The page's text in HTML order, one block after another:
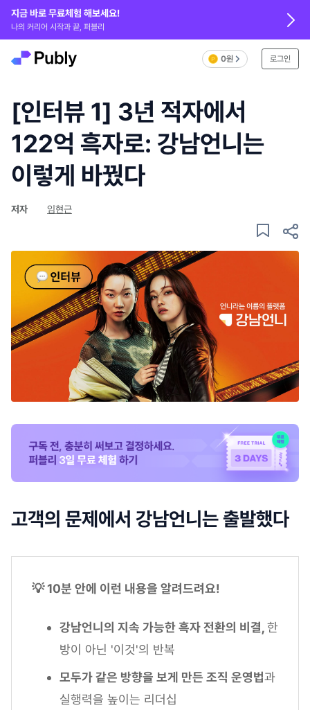
지금 바로 무료체험 해보세요!
나의 커리어 시작과 끝, 퍼블리
0원 로그인
[인터뷰 1] 3년 적자에서
122억 흑자로: 강남언니는
이렇게 바꿨다
저자 임현근
고객의 문제에서 강남언니는 출발했다
💡 10분 안에 이런 내용을 알려드려요!
강남언니의 지속 가능한 흑자 전환의 비결,한
방이 아닌 '이것'의 반복
모두가 같은 방향을 보게 만든 조직 운영법과
실행력을 높이는 리더십